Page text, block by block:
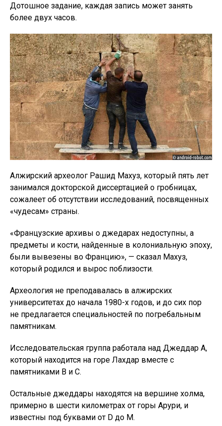
Дотошное задание, каждая запись может занять
более двух часов.
Алжирский археолог Рашид Махуз, который пять лет
занимался докторской диссертацией о гробницах,
сожалеет об отсутствии исследований, посвященных
«чудесам» страны.
«Французские архивы о джедарах недоступны, а
предметы и кости, найденные в колониальную эпоху,
были вывезены во Францию», — сказал Махуз,
который родился и вырос поблизости.
Археология не преподавалась в алжирских
университетах до начала 1980-х годов, и до сих пор
не предлагается специальностей по погребальным
памятникам.
Исследовательская группа работала над Джеддар А,
который находится на горе Лахдар вместе с
памятниками В и С.
Остальные джеддары находятся на вершине холма,
примерно в шести километрах от горы Арури, и
известны под буквами от D до М.